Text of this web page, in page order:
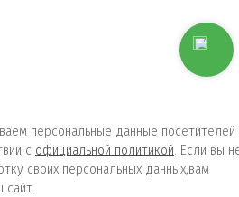
персональные данные посетителей
с официальной политикой. Если вы
своих персональных данных,вам
сайт.